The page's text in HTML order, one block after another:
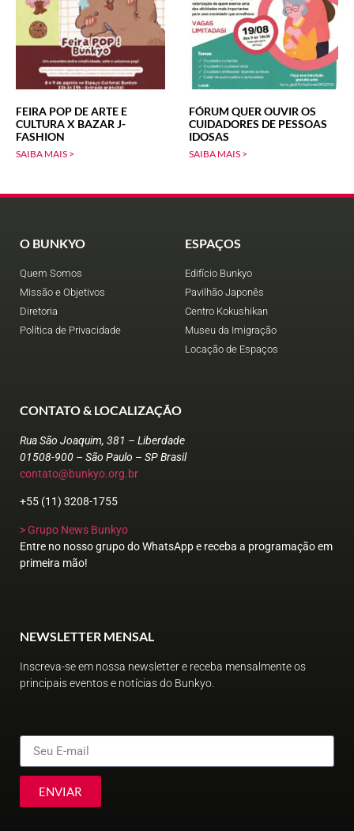
FEIRA POP DE ARTE E
CULTURA X BAZAR J-
FASHION
SAIBA MAIS >
FÓRUM QUER OUVIR OS
CUIDADORES DE PESSOAS
IDOSAS
SAIBA MAIS >
O BUNKYO
Quem Somos
Missão e Objetivos
Diretoria
Política de Privacidade
ESPAÇOS
Edifício Bunkyo
Pavilhão Japonês
Centro Kokushikan
Museu da Imigração
Locação de Espaços
CONTATO & LOCALIZAÇÃO
Rua São Joaquim, 381 – Liberdade
01508-900 – São Paulo – SP Brasil
contato@bunkyo.org.br
+55 (11) 3208-1755
> Grupo News Bunkyo
Entre no nosso grupo do WhatsApp e receba a programação em
primeira mão!
NEWSLETTER MENSAL
Inscreva-se em nossa newsletter e receba mensalmente os
principais eventos e notícias do Bunkyo.
ENVIAR